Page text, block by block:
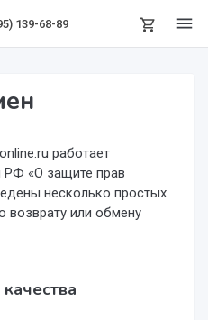
139-68-89
работает
РФ «О защите прав
несколько простых
возврату или обмену